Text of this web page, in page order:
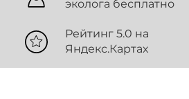
эколога бесплатно
Рейтинг 5.0 на
Яндекс.Картах